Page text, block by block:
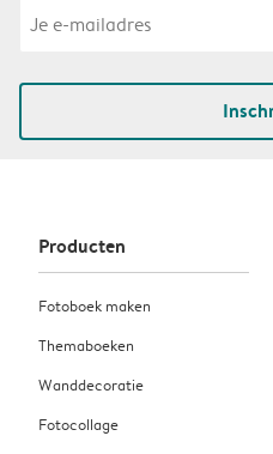
Producten
Fotoboek maken
Themaboeken
Wanddecoratie
Fotocollage